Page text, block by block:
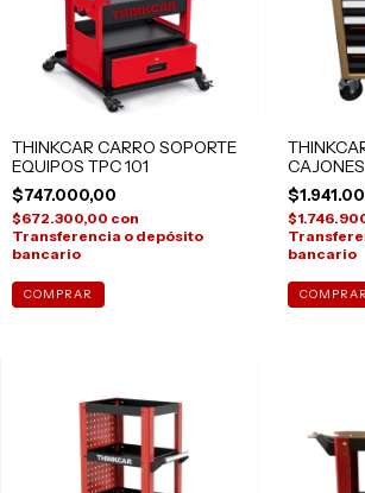
THINKCAR CARRO SOPORTE
EQUIPOS TPC 101
$747.000,00
$672.300,00 con
Transferencia o depósito
bancario
CAJONES
bancario